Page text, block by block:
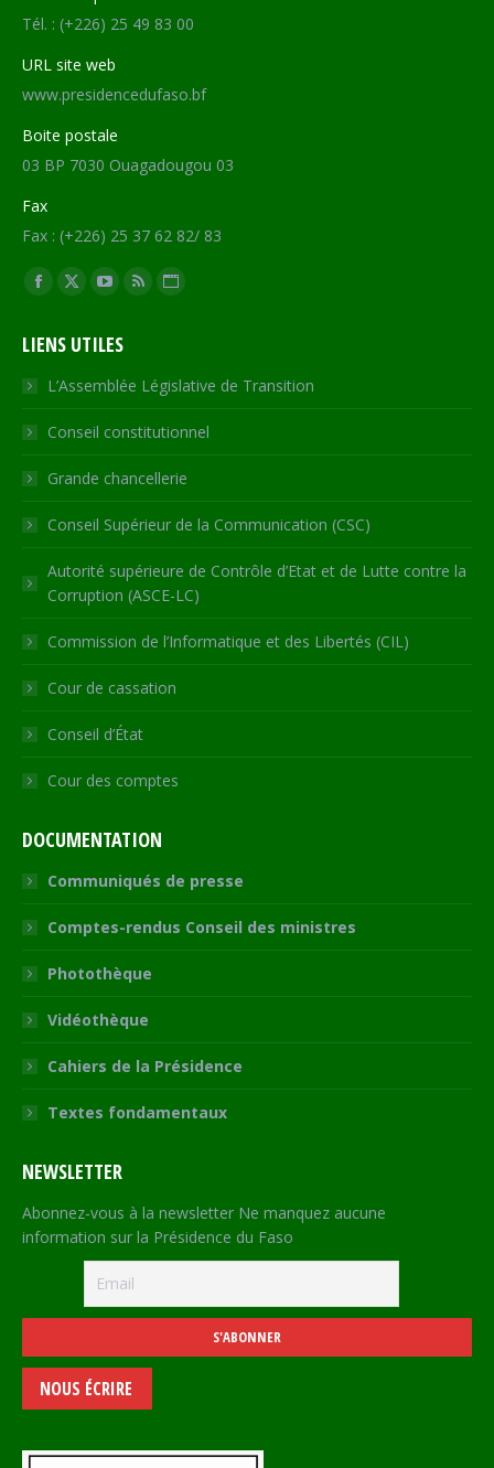
Tél. : (+226) 25 49 83 00
URL site web
www.presidencedufaso.bf
Boite postale
03 BP 7030 Ouagadougou 03
Fax
Fax : (+226) 25 37 62 82/ 83
Trouvez nous sur :
Facebook
opens
in
new
window
X
opens
in
new
window
YouTube
opens
in
new
window
RSS
in
new
window
Site
opens
in
new
LIENS UTILES
L’Assemblée Législative de Transition
Conseil constitutionnel
Grande chancellerie
Conseil Supérieur de la Communication (CSC)
Autorité supérieure de Contrôle d’Etat et de Lutte contre la
Corruption (ASCE-LC)
Commission de l’Informatique et des Libertés (CIL)
Cour de cassation
Conseil d’État
Cour des comptes
DOCUMENTATION
Communiqués de presse
Comptes-rendus Conseil des ministres
Photothèque
Vidéothèque
Cahiers de la Présidence
Textes fondamentaux
NEWSLETTER
Abonnez-vous à la newsletter Ne manquez aucune
information sur la Présidence du Faso
NOUS ÉCRIRE